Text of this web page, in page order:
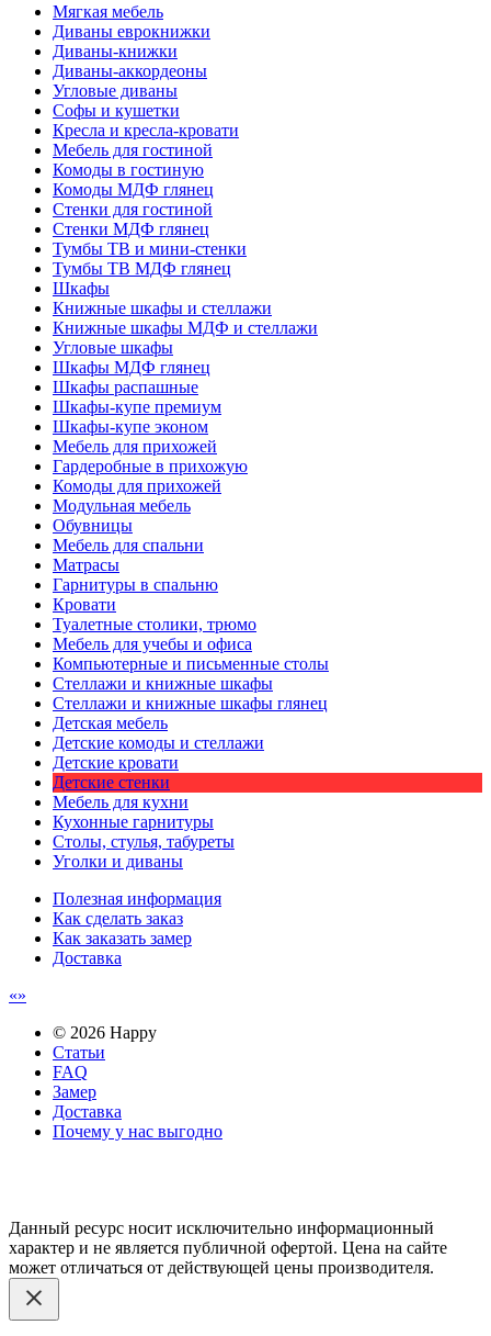
Мягкая мебель
Диваны еврокнижки
Диваны-книжки
Диваны-аккордеоны
Угловые диваны
Софы и кушетки
Кресла и кресла-кровати
Мебель для гостиной
Комоды в гостиную
Комоды МДФ глянец
Стенки для гостиной
Стенки МДФ глянец
Тумбы ТВ и мини-стенки
Тумбы ТВ МДФ глянец
Шкафы
Книжные шкафы и стеллажи
Книжные шкафы МДФ и стеллажи
Угловые шкафы
Шкафы МДФ глянец
Шкафы распашные
Шкафы-купе премиум
Шкафы-купе эконом
Мебель для прихожей
Гардеробные в прихожую
Комоды для прихожей
Модульная мебель
Обувницы
Мебель для спальни
Матрасы
Гарнитуры в спальню
Кровати
Туалетные столики, трюмо
Мебель для учебы и офиса
Компьютерные и письменные столы
Стеллажи и книжные шкафы
Стеллажи и книжные шкафы глянец
Детская мебель
Детские комоды и стеллажи
Детские кровати
Детские стенки
Мебель для кухни
Кухонные гарнитуры
Столы, стулья, табуреты
Уголки и диваны
Полезная информация
Как сделать заказ
Как заказать замер
Доставка
© 2026 Happy
Статьи
FAQ
Замер
Доставка
Почему у нас выгодно
Данный ресурс носит исключительно информационный
характер и не является публичной офертой. Цена на сайте
может отличаться от действующей цены производителя.